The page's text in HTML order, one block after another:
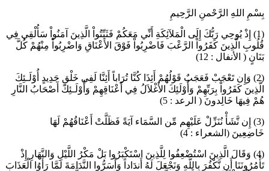
بِسْمِ اللهِ الرَّحْمنِ الرَّحِيمِ
(1) إِذْ يُوحِي رَبُّكَ إِلَى الْمَلآئِكَةِ أَنِّي مَعَكُمْ فَثَبِّتُواْ الَّذِينَ آمَنُواْ سَأُلْقِي فِي
قُلُوبِ الَّذِينَ كَفَرُواْ الرَّعْبَ فَاضْرِبُواْ فَوْقَ الأَعْنَاقِ وَاضْرِبُواْ مِنْهُمْ كُلَّ
بَنَانٍ ( الأنفال : 12)
(2) وَإِن تَعْجَبْ فَعَجَبٌ قَوْلُهُمْ أَئِذَا كُنَّا تُرَاباً أَئِنَّا لَفِي خَلْقٍ جَدِيدٍ أُوْلَـئِكَ
الَّذِينَ كَفَرُواْ بِرَبِّهِمْ وَأُوْلَئِكَ الأَغْلاَلُ فِي أَعْنَاقِهِمْ وَأُوْلَـئِكَ أَصْحَابُ النَّارِ
هُمْ فِيهَا خَالِدونَ ( الرعد : 5)
(3) إِن نَّشَأْ نُنَزِّلْ عَلَيْهِم مِّن السَّمَاء آيَةً فَظَلَّتْ أَعْنَاقُهُمْ لَهَا
خَاضِعِينَ (الشعراء : 4)
(4) وَقَالَ الَّذِينَ اسْتُضْعِفُوا لِلَّذِينَ اسْتَكْبَرُوا بَلْ مَكْرُ اللَّيْلِ وَالنَّهَارِ إِذْ
تَأْمُرُونَنَا أَن نَّكْفُرَ بِاللَّهِ وَنَجْعَلَ لَهُ أَندَاداً وَأَسَرُّوا النَّدَامَةَ لَمَّا رَأَوُا الْعَذَابَ